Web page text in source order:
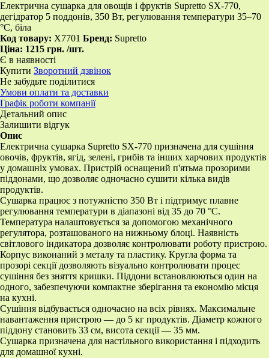
Електрична сушарка для овощів і фруктів Supretto SX-770,
дегідратор 5 поддонів, 350 Вт, регулювання температури 35–70
°C, біла
Код товару: X7701 Бренд: Supretto
Ціна: 1215 грн. /шт.
Є в наявності
Купити Зворотний дзвінок
Не забудьте поділитися
Умови оплати та доставки
Графік роботи компанії
Детальний опис
Залишити відгук
Опис
Електрична сушарка Supretto SX-770 призначена для сушіння
овочів, фруктів, ягід, зелені, грибів та інших харчових продуктів
у домашніх умовах. Пристрій оснащений п'ятьма прозорими
піддонами, що дозволяє одночасно сушити кілька видів
продуктів.
Сушарка працює з потужністю 350 Вт і підтримує плавне
регулювання температури в діапазоні від 35 до 70 °C.
Температура налаштовується за допомогою механічного
регулятора, розташованого на нижньому блоці. Наявність
світлового індикатора дозволяє контролювати роботу пристрою.
Корпус виконаний з металу та пластику. Кругла форма та
прозорі секції дозволяють візуально контролювати процес
сушіння без зняття кришки. Піддони встановлюються один на
одного, забезпечуючи компактне зберігання та економію місця
на кухні.
Сушіння відбувається одночасно на всіх рівнях. Максимальне
навантаження пристрою — до 5 кг продуктів. Діаметр кожного
піддону становить 33 см, висота секції — 35 мм.
Сушарка призначена для настільного використання і підходить
для домашної кухні.